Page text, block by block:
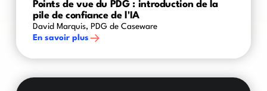
Points de vue du PDG : introduction de la
pile de confiance de l'IA
David Marquis, PDG de Caseware
En savoir plus